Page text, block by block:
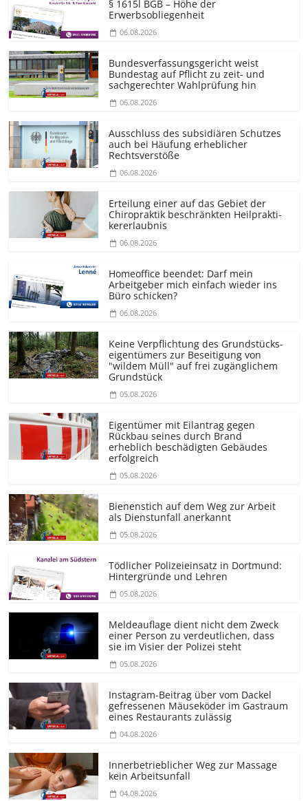
§ 1615l BGB – Höhe der
Erwerbsobliegenheit
06.08.2026
Bundesver­fassungsgericht weist
Bundestag auf Pflicht zu zeit- und
sachgerechter Wahlprüfung hin
06.08.2026
Ausschluss des subsidiären Schutzes
auch bei Häufung erheblicher
Rechtsverstöße
06.08.2026
Erteilung einer auf das Gebiet der
Chiropraktik beschränkten Heilprakti­
kererlaubnis
06.08.2026
Homeoffice beendet: Darf mein
Arbeitgeber mich einfach wieder ins
Büro schicken?
06.08.2026
Keine Verpflichtung des Grundstücks­
eigentümers zur Beseitigung von
"wildem Müll" auf frei zugänglichem
Grundstück
05.08.2026
Eigentümer mit Eilantrag gegen
Rückbau seines durch Brand
erheblich beschädigten Gebäudes
erfolgreich
05.08.2026
Bienenstich auf dem Weg zur Arbeit
als Dienstunfall anerkannt
05.08.2026
Tödlicher Polizeieinsatz in Dortmund:
Hintergründe und Lehren
05.08.2026
Meldeauflage dient nicht dem Zweck
einer Person zu verdeutlichen, dass
sie im Visier der Polizei steht
05.08.2026
Instagram-Beitrag über vom Dackel
gefressenen Mäuseköder im Gastraum
eines Restaurants zulässig
04.08.2026
Innerbetrieblicher Weg zur Massage
kein Arbeitsunfall
04.08.2026